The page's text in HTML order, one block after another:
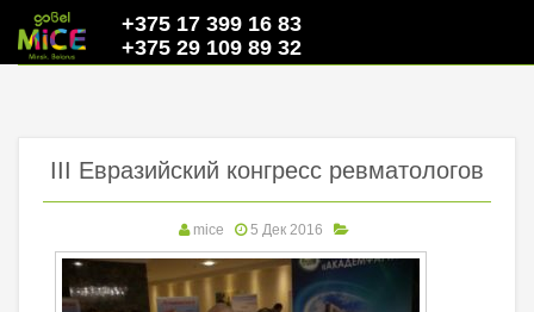
+375 17 399 16 83
+375 29 109 89 32
III Евразийский конгресс ревматологов
mice 5 Дек 2016